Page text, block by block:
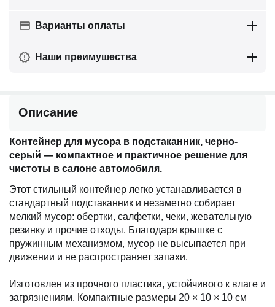
Варианты оплаты
Наши преимушества
Описание
Контейнер для мусора в подстаканник, черно-
серый — компактное и практичное решение для
чистоты в салоне автомобиля.
Этот стильный контейнер легко устанавливается в
стандартный подстаканник и незаметно собирает
мелкий мусор: обертки, салфетки, чеки, жевательную
резинку и прочие отходы. Благодаря крышке с
пружинным механизмом, мусор не высыпается при
движении и не распространяет запахи.
Изготовлен из прочного пластика, устойчивого к влаге и
загрязнениям. Компактные размеры 20 × 10 × 10 см